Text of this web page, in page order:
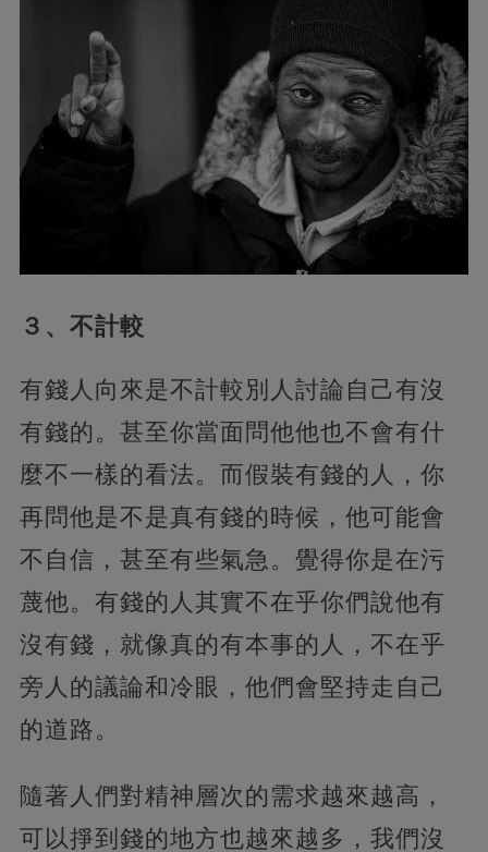
３、不計較
有錢人向來是不計較別人討論自己有沒
有錢的。甚至你當面問他他也不會有什
麼不一樣的看法。而假裝有錢的人，你
再問他是不是真有錢的時候，他可能會
不自信，甚至有些氣急。覺得你是在污
蔑他。有錢的人其實不在乎你們說他有
沒有錢，就像真的有本事的人，不在乎
旁人的議論和冷眼，他們會堅持走自己
的道路。
隨著人們對精神層次的需求越來越高，
可以掙到錢的地方也越來越多，我們沒